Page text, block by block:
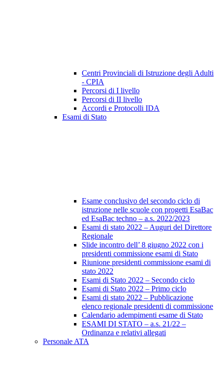
Centri Provinciali di Istruzione degli Adulti
- CPIA
Percorsi di I livello
Percorsi di II livello
Accordi e Protocolli IDA
Esami di Stato
Esame conclusivo del secondo ciclo di
istruzione nelle scuole con progetti EsaBac
ed EsaBac techno – a.s. 2022/2023
Esami di stato 2022 – Auguri del Direttore
Regionale
Slide incontro dell’ 8 giugno 2022 con i
presidenti commissione esami di Stato
Riunione presidenti commissione esami di
stato 2022
Esami di Stato 2022 – Secondo ciclo
Esami di Stato 2022 – Primo ciclo
Esami di stato 2022 – Pubblicazione
elenco regionale presidenti di commissione
Calendario adempimenti esame di Stato
ESAMI DI STATO – a.s. 21/22 –
Ordinanza e relativi allegati
Personale ATA